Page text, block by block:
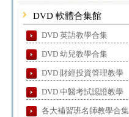
DVD 軟體合集館
DVD 英語教學合集
DVD 幼兒教學合集
DVD 財經投資管理教學
DVD 中醫考試認證教學
各大補習班名師教學合集